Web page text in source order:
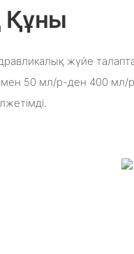
Құны
жүйе
50 мл/р-ден 400 мл/